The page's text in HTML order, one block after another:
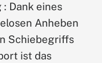
: Dank eines
Anheben
Schiebegriffs
ist das